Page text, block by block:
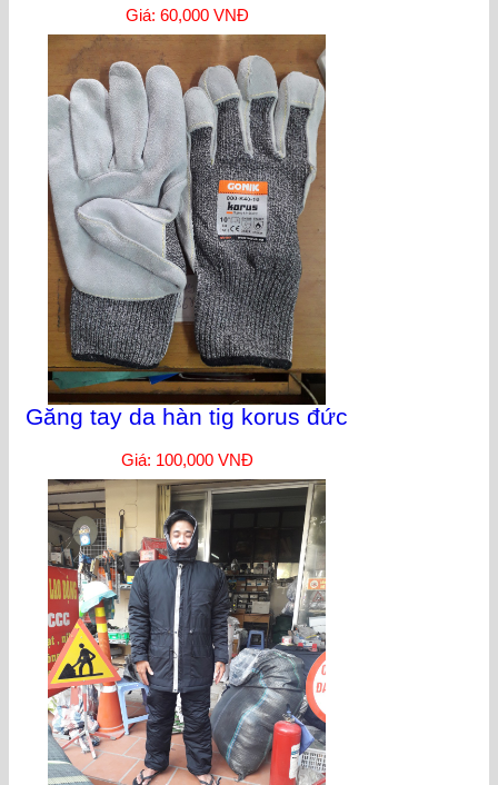
Giá: 60,000 VNĐ
Găng tay da hàn tig korus đức
Giá: 100,000 VNĐ